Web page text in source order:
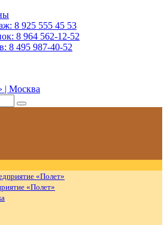
8 925 555 45 53
8 964 562-12-52
8 495 987-40-52
«Полет»